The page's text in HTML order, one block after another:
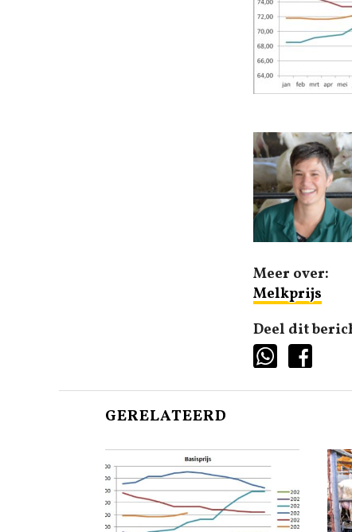
Meer over:
Melkprijs
Deel dit
GERELATEERD